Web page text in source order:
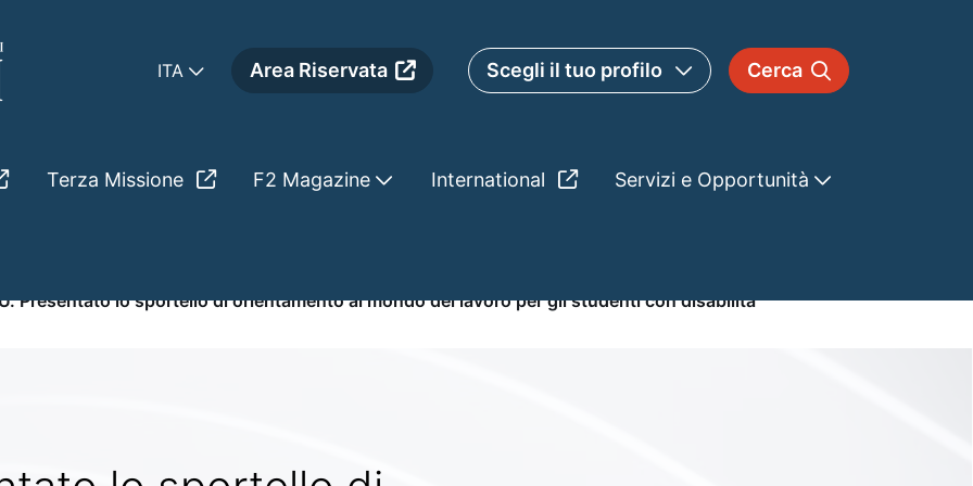
Cerca
Area Riservata Scegli il tuo profilo
ITA
Terza Missione F2 Magazine International Servizi e Opportunità
sportello di orientamento al mondo del
Presentato lo sportello di orientamento al mondo del lavoro per gli studenti con disabilità